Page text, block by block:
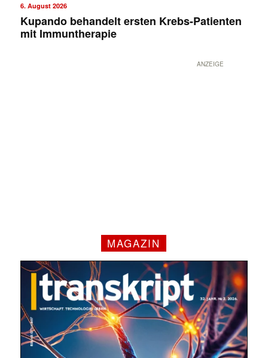
6. August 2026
Kupando behandelt ersten Krebs-Patienten
mit Immuntherapie
ANZEIGE
MAGAZIN